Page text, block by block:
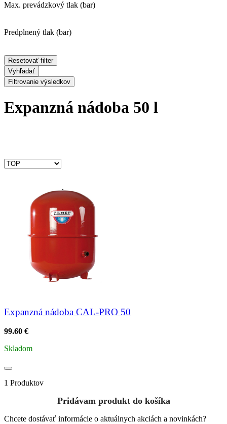
Max. prevádzkový tlak (bar)
Predplnený tlak (bar)
Resetovať filter
Vyhľadať
Filtrovanie výsledkov
Expanzná nádoba 50 l
Expanzná nádoba CAL-PRO 50
99.60 €
Skladom
1 Produktov
Pridávam produkt do košíka
Chcete dostávať informácie o aktuálnych akciách a novinkách?